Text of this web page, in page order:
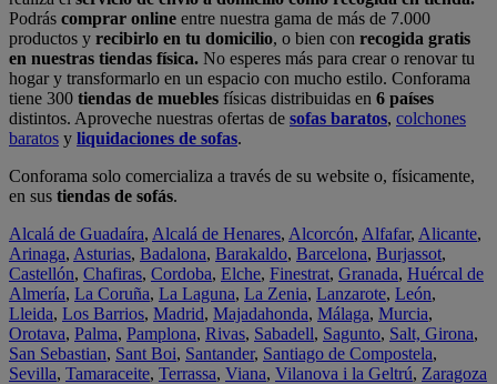
Podrás comprar online entre nuestra gama de más de 7.000
productos y recibirlo en tu domicilio, o bien con recogida gratis
en nuestras tiendas física. No esperes más para crear o renovar tu
hogar y transformarlo en un espacio con mucho estilo. Conforama
tiene 300 tiendas de muebles físicas distribuidas en 6 países
distintos. Aproveche nuestras ofertas de sofas baratos, colchones
baratos y liquidaciones de sofas.
Conforama solo comercializa a través de su website o, físicamente,
en sus tiendas de sofás.
Alcalá de Guadaíra, Alcalá de Henares, Alcorcón, Alfafar, Alicante,
Arinaga, Asturias, Badalona, Barakaldo, Barcelona, Burjassot,
Castellón, Chafiras, Cordoba, Elche, Finestrat, Granada, Huércal de
Almería, La Coruña, La Laguna, La Zenia, Lanzarote, León,
Lleida, Los Barrios, Madrid, Majadahonda, Málaga, Murcia,
Orotava, Palma, Pamplona, Rivas, Sabadell, Sagunto, Salt, Girona,
San Sebastian, Sant Boi, Santander, Santiago de Compostela,
Sevilla, Tamaraceite, Terrassa, Viana, Vilanova i la Geltrú, Zaragoza